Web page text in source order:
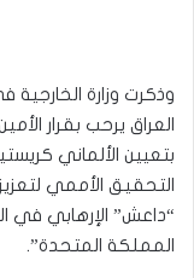
وذكرت وزارة الخارجية
العراق يرحب بقرار
بتعيين الألماني
التحقيق الأممي
“داعش” الإرهابي في
المملكة المتحدة”.